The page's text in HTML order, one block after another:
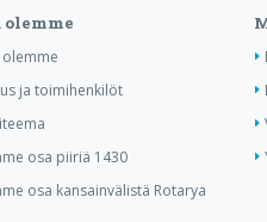
olemme
olemme
ja toimihenkilöt
osa piiriä 1430
osa kansainvälistä Rotarya